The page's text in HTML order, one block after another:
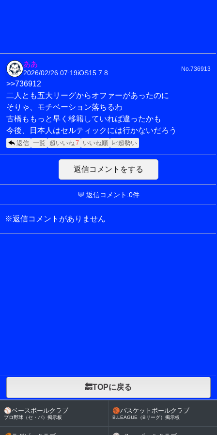
ああ
2026/02/26 07:19iOS15.7.8
No.736913
>>736912
二人とも五大リーグからオファーがあったのに
そりゃ、モチベーション落ちるわ
古橋ももっと早く移籍していれば違ったかも
今後、日本人はセルティックには行かないだろう
返信 一覧 超いいね7 いいね順 📈超勢い
返信コメントをする
💬 返信コメント:0件
※返信コメントがありません
🔙TOPに戻る
⚾ベースボールクラブ
プロ野球（セ・パ）掲示板
🏀バスケットボールクラブ
B.LEAGUE（Bリーグ）掲示板